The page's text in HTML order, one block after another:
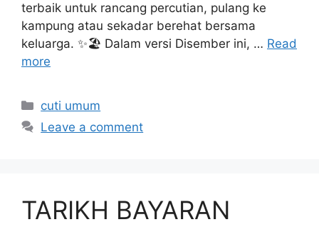
terbaik untuk rancang percutian, pulang ke
kampung atau sekadar berehat bersama
keluarga. ✨🏖️ Dalam versi Disember ini, … Read
more
Categories
cuti umum
Leave a comment
TARIKH BAYARAN